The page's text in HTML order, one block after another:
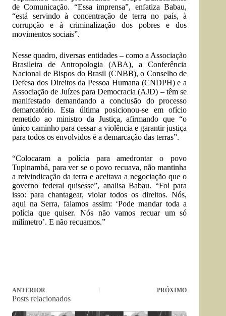
de Comunicação. “Essa imprensa”, enfatiza Babau,
“está servindo à concentração de terra no país, à
corrupção e à criminalização dos pobres e dos
movimentos sociais”.
Nesse quadro, diversas entidades – como a Associação
Brasileira de Antropologia (ABA), a Conferência
Nacional de Bispos do Brasil (CNBB), o Conselho de
Defesa dos Direitos da Pessoa Humana (CNDPH) e a
Associação de Juízes para Democracia (AJD) – têm se
manifestado demandando a conclusão do processo
demarcatório. Esta última posicionou-se em ofício
remetido ao ministro da Justiça, afirmando que “o
único caminho para cessar a violência e garantir justiça
para todos os envolvidos é a demarcação das terras”.
“Colocaram a polícia para amedrontar o povo
Tupinambá, para ver se o povo recuava, não mantinha
a reivindicação da terra e aceitava a negociação que o
governo federal quisesse”, analisa Babau. “Foi para
isso: para chantagear, violar todos os direitos. Nós,
aqui na Serra, falamos assim: ‘Pode mandar toda a
polícia que quiser. Nós não vamos recuar um só
milímetro’. E não recuamos.”
ANTERIOR PRÓXIMO
Posts relacionados